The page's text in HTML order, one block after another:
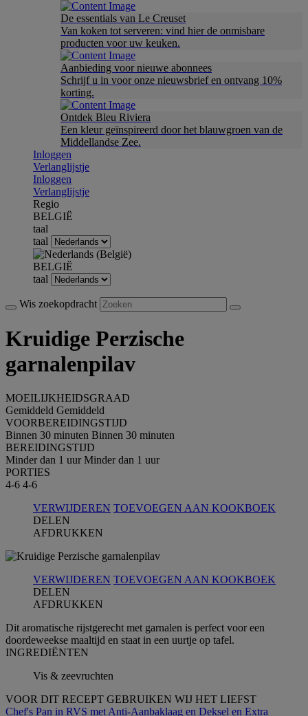
De essentials van Le Creuset
Van koken tot serveren: vind hier de onmisbare
producten voor uw keuken.
Aanbieding voor nieuwe abonnees
Schrijf u in voor onze nieuwsbrief en ontvang 10%
korting.
Ontdek Bleu Riviera
Een kleur geïnspireerd door het blauwgroen van de
Middellandse Zee.
Inloggen
Verlanglijstje
Inloggen
Verlanglijstje
Regio
BELGIË
taal
taal
BELGIË
taal
Wis zoekopdracht
Kruidige Perzische
garnalenpilav
MOEILIJKHEIDSGRAAD
Gemiddeld Gemiddeld
VOORBEREIDINGSTIJD
Binnen 30 minuten Binnen 30 minuten
BEREIDINGSTIJD
Minder dan 1 uur Minder dan 1 uur
PORTIES
4-6 4-6
VERWIJDEREN TOEVOEGEN AAN KOOKBOEK
DELEN
AFDRUKKEN
VERWIJDEREN TOEVOEGEN AAN KOOKBOEK
DELEN
AFDRUKKEN
Dit aromatische rijstgerecht met garnalen is perfect voor een
doordeweekse maaltijd en staat in een uurtje op tafel.
INGREDIЁNTEN
Vis & zeevruchten
VOOR DIT RECEPT GEBRUIKEN WIJ HET LIEFST
Chef's Pan in RVS met Anti-Aanbaklaag en Deksel en Extra